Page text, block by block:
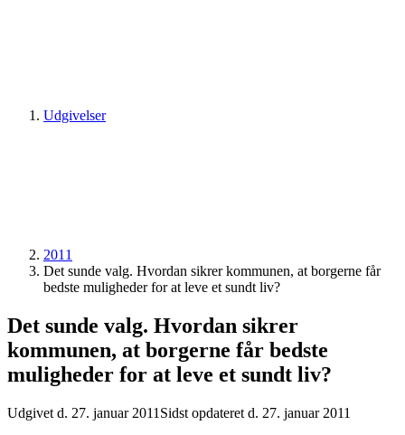
Udgivelser
2011
Det sunde valg. Hvordan sikrer kommunen, at borgerne får
bedste muligheder for at leve et sundt liv?
Det sunde valg. Hvordan sikrer
kommunen, at borgerne får bedste
muligheder for at leve et sundt liv?
Udgivet d. 27. januar 2011 Sidst opdateret d. 27. januar 2011